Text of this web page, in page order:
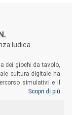
ludica
dei giochi da tavolo,
cultura digitale ha
simulativi e il
nella struttura degli
di gioco/videogioco
Scopri di più